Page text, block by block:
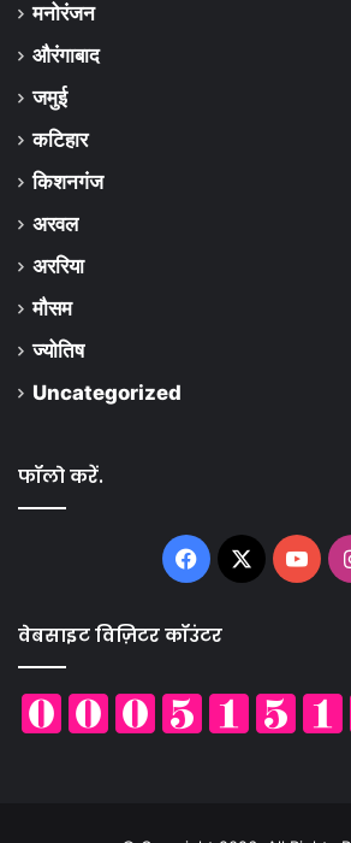
मनोरंजन
औरंगाबाद
जमुई
कटिहार
किशनगंज
अरवल
अररिया
मौसम
ज्योतिष
Uncategorized
फॉलो करें.
Facebook
X
वेबसाइट विज़िटर कॉउंटर